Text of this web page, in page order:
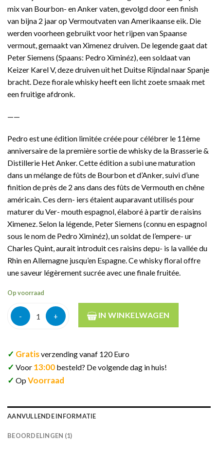
mix van Bourbon- en Anker vaten, gevolgd door een finish
van bijna 2 jaar op Vermoutvaten van Amerikaanse eik. Die
werden voorheen gebruikt voor het rijpen van Spaanse
vermout, gemaakt van Ximenez druiven. De legende gaat dat
Peter Siemens (Spaans: Pedro Ximinéz), een soldaat van
Keizer Karel V, deze druiven uit het Duitse Rijndal naar Spanje
bracht. Deze fiorale whisky heeft een licht zoete smaak met
een fruitige afdronk.
——
Pedro est une édition limitée créée pour célébrer le 11ème
anniversaire de la première sortie de whisky de la Brasserie &
Distillerie Het Anker. Cette édition a subi une maturation
dans un mélange de fûts de Bourbon et d’Anker, suivi d’une
finition de près de 2 ans dans des fûts de Vermouth en chêne
américain. Ces dern- iers étaient auparavant utilisés pour
maturer du Ver- mouth espagnol, élaboré à partir de raisins
Ximenez. Selon la légende, Peter Siemens (connu en espagnol
sous le nom de Pedro Ximinéz), un soldat de l’empere- ur
Charles Quint, aurait introduit ces raisins depu- is la vallée du
Rhin en Allemagne jusqu’en Espagne. Ce whisky floral offre
une saveur légèrement sucrée avec une finale fruitée.
Op voorraad
Gouden Carolus Het Anker Pedro Whisky 2024 50cl aantal
IN WINKELWAGEN
✓ Gratisverzending vanaf 120 Euro
✓ Voor 13:00 besteld? De volgende dag in huis!
✓ OpVoorraad
AANVULLENDE INFORMATIE
BEOORDELINGEN (1)